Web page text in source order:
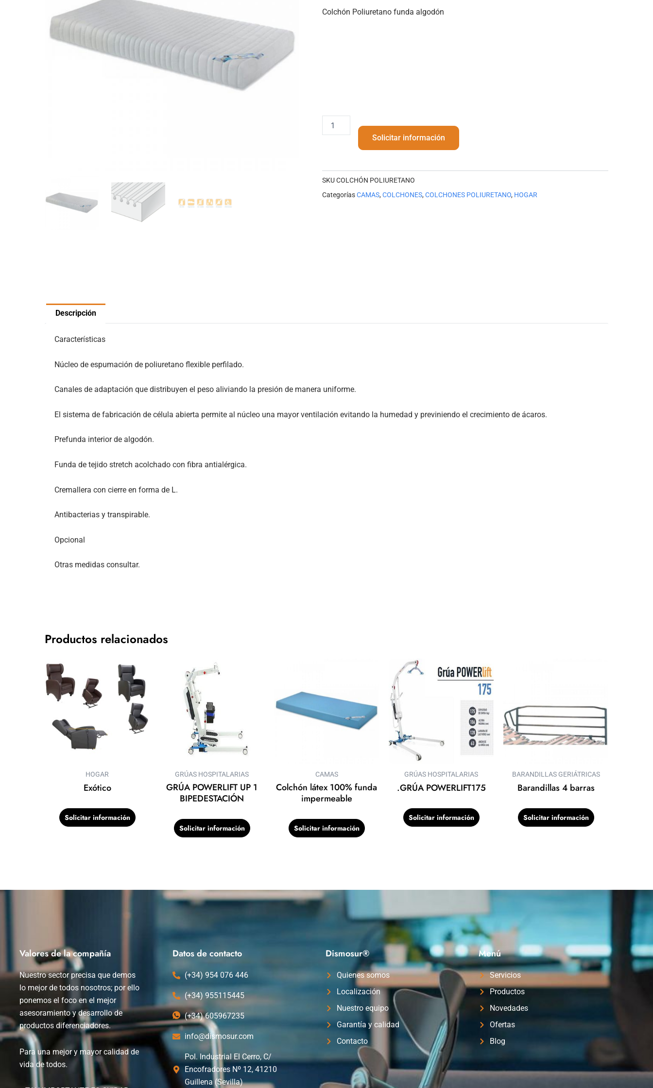
Colchón Poliuretano funda algodón
poliuretáno
Solicitar información
SKUCOLCHÓN POLIURETANO
CategoríasCAMAS, COLCHONES, COLCHONES POLIURETANO, HOGAR
Descripción
Características
Núcleo de espumación de poliuretano flexible perfilado.
Canales de adaptación que distribuyen el peso aliviando la presión de manera uniforme.
El sistema de fabricación de célula abierta permite al núcleo una mayor ventilación evitando la humedad y previniendo el crecimiento de ácaros.
Prefunda interior de algodón.
Funda de tejido stretch acolchado con fibra antialérgica.
Cremallera con cierre en forma de L.
Antibacterias y transpirable.
Opcional
Otras medidas consultar.
Productos relacionados
HOGAR
Exótico
Solicitar información
GRÚAS HOSPITALARIAS
GRÚA POWERLIFT UP 1
BIPEDESTACIÓN
Solicitar información
CAMAS
Colchón látex 100% funda
impermeable
Solicitar información
GRÚAS HOSPITALARIAS
.GRÚA POWERLIFT175
Solicitar información
BARANDILLAS GERIÁTRICAS
Barandillas 4 barras
Solicitar información
Valores de la compañía
Nuestro sector precisa que demos
lo mejor de todos nosotros; por ello
ponemos el foco en el mejor
asesoramiento y desarrollo de
productos diferenciadores.
Para una mejor y mayor calidad de
vida de todos.
Datos de contacto
(+34) 954 076 446
(+34) 955115445
(+34) 605967235
info@dismosur.com
Pol. Industrial El Cerro, C/
Encofradores Nº 12, 41210
Guillena (Sevilla)
Dismosur®
Quienes somos
Localización
Nuestro equipo
Garantía y calidad
Contacto
Menú
Servicios
Productos
Novedades
Ofertas
Blog